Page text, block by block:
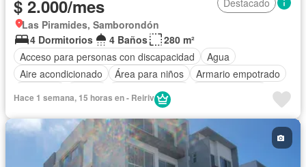
$ 2.000/mes
Destacado
Las Piramides, Samborondón
4 Dormitorios
4 Baños
280 m²
Acceso para personas con discapacidad
Agua
Aire acondicionado
Área para niños
Armario empotrado
Cancha de tenis
Cuarto de servicio
Estacionamiento
Gas natural
Gimnasio
Garita de guardianía
Piscina Conserje
Seguridad
Terraza
Vista panorámica Completamente amoblado
Hace 1 semana, 15 horas en - Reiriv